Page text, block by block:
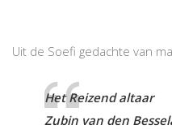
Uit de Soefi gedachte van
Het Reizend altaar
Zubin van den